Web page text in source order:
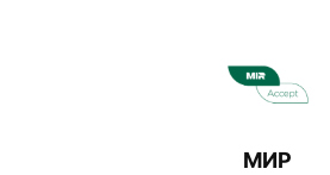
МИР